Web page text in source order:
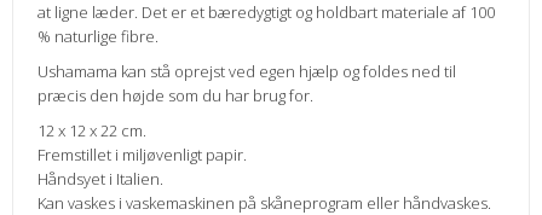
at ligne læder. Det er et bæredygtigt og holdbart materiale af 100
% naturlige fibre.
Ushamama kan stå oprejst ved egen hjælp og foldes ned til
præcis den højde som du har brug for.
12 x 12 x 22 cm.
Fremstillet i miljøvenligt papir.
Håndsyet i Italien.
Kan vaskes i vaskemaskinen på skåneprogram eller håndvaskes.